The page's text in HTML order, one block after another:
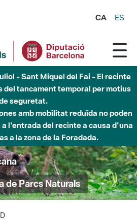
CA ES
- Sant Miquel del Fai - El recinte
del tancament temporal per motius
seguretat.
amb mobilitat reduïda no poden
l'entrada del recinte a causa d'una
a la zona de la Foradada.
de Parcs Naturals
D